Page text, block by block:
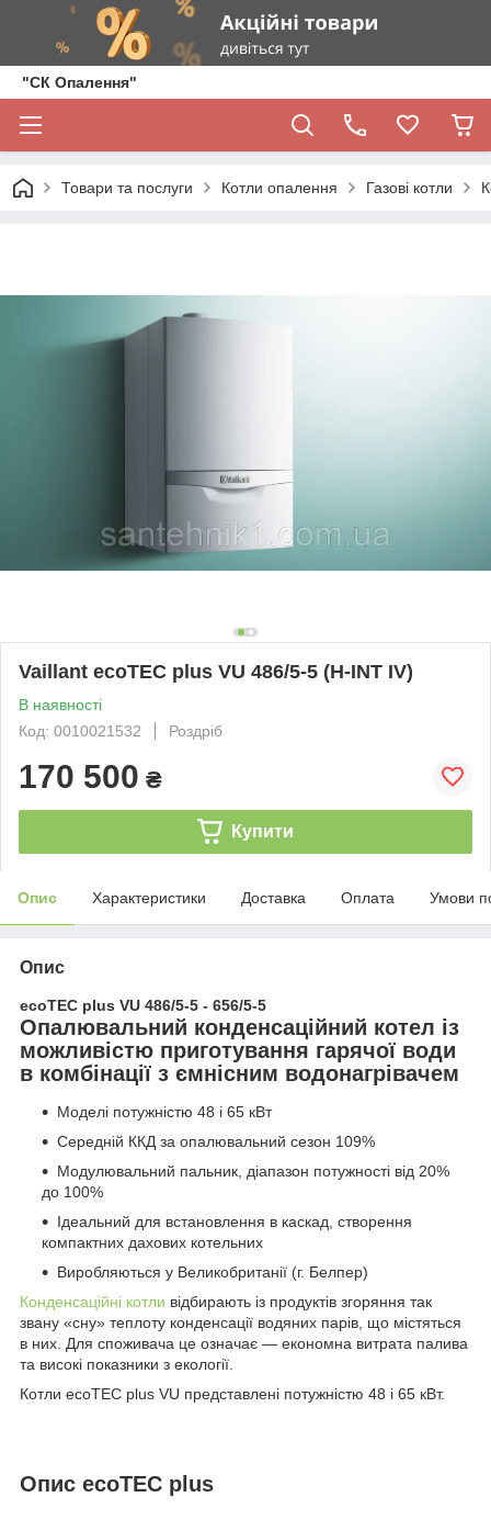
"СК Опалення"
Товари та послуги Котли опалення Газові котли
Vaillant ecoTEC plus VU 486/5-5 (H-INT IV)
В наявності
Код: 0010021532
Роздріб
170 500 ₴
Купити
Опис Характеристики Доставка Оплата Умови
Опис
ecoTEC plus VU 486/5-5 - 656/5-5
Опалювальний конденсаційний котел із
можливістю приготування гарячої води
в комбінації з ємнісним водонагрівачем
Моделі потужністю 48 і 65 кВт
Середній ККД за опалювальний сезон 109%
Модулювальний пальник, діапазон потужності від 20%
до 100%
Ідеальний для встановлення в каскад, створення
компактних дахових котельних
Виробляються у Великобританії (г. Белпер)
Конденсаційні котли відбирають із продуктів згоряння так
звану «сну» теплоту конденсації водяних парів, що містяться
в них. Для споживача це означає — економна витрата палива
та високі показники з екології.
Котли ecoTEC plus VU представлені потужністю 48 і 65 кВт.
Опис ecoTEC plus